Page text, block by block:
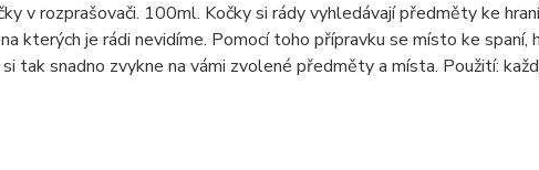
v rozprašovači. 100ml. Kočky si rády vyhledávají předměty ke
kterých je rádi nevidíme. Pomocí toho přípravku se místo ke spaní,
tak snadno zvykne na vámi zvolené předměty a místa. Použití: